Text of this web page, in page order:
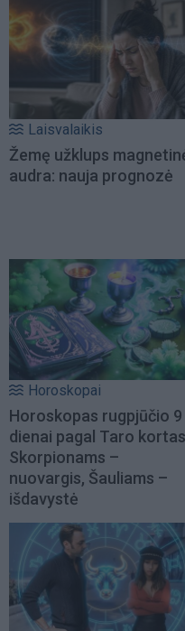
Laisvalaikis
Žemę užklups
audra: nauja prognozė
Horoskopai
Horoskopas rugpjūčio 9
dienai pagal Taro
Skorpionams –
nuovargis, Šauliams –
išdavystė